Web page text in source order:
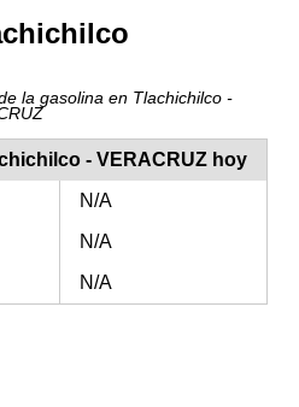
la gasolina en Tlachichilco -
- VERACRUZ hoy
N/A
N/A
N/A